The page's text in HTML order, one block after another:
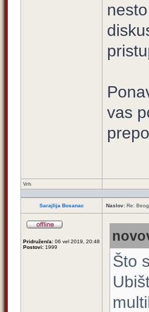
vas
Vrh
Sarajlija Bosanac Naslov: Re:
Pridružen/a: 06 vel 2019, 20:48
Postovi: 1999
Što